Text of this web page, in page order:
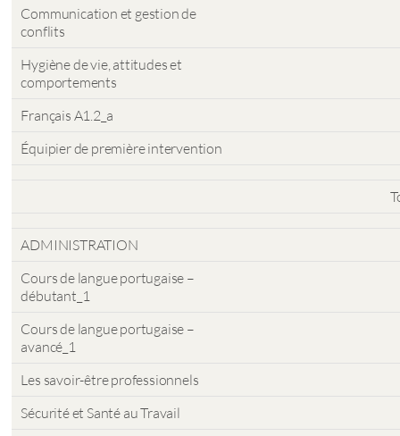
Communication et gestion de
conflits
Hygiène de vie, attitudes et
comportements
Français A1.2_a
Équipier de première intervention
ADMINISTRATION
Cours de langue portugaise –
débutant_1
Cours de langue portugaise –
avancé_1
Les savoir-être professionnels
Sécurité et Santé au Travail